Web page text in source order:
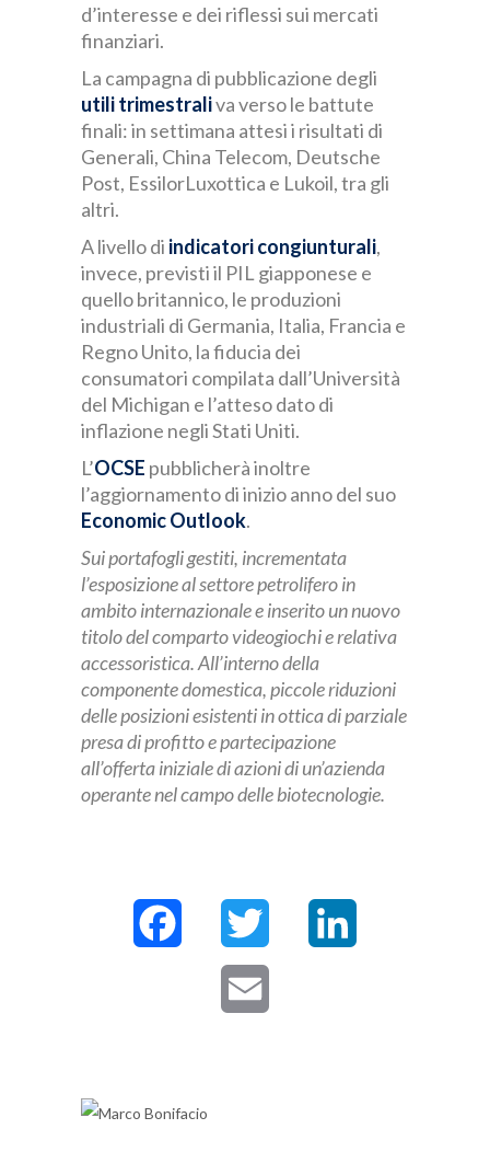
d’interesse e dei riflessi sui mercati
finanziari.
La campagna di pubblicazione degli
utili trimestraliva verso le battute
finali: in settimana attesi i risultati di
Generali, China Telecom, Deutsche
Post, EssilorLuxottica e Lukoil, tra gli
altri.
A livello di indicatori congiunturali,
invece, previsti il PIL giapponese e
quello britannico, le produzioni
industriali di Germania, Italia, Francia e
Regno Unito, la fiducia dei
consumatori compilata dall’Università
del Michigan e l’atteso dato di
inflazione negli Stati Uniti.
L’OCSE pubblicherà inoltre
l’aggiornamento di inizio anno del suo
Economic Outlook.
Sui portafogli gestiti, incrementata
l’esposizione al settore petrolifero in
ambito internazionale einserito un nuovo
titolo del comparto videogiochi e relativa
accessoristica. All’interno della
componente domestica, piccole riduzioni
delle posizioni esistenti in ottica di parziale
presa di profittoe partecipazione
all’offerta iniziale di azioni di un’azienda
operante nel campo delle biotecnologie.
Facebook Twitter